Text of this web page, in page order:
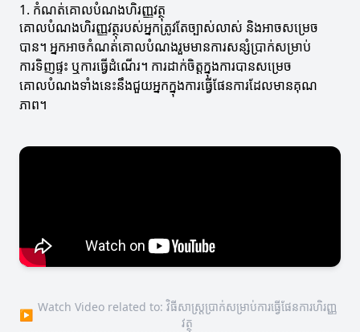
1. កំណត់គោលបំណងហិរញ្ញវត្ថុ
គោលបំណងហិរញ្ញវត្ថុរបស់អ្នកត្រូវតែច្បាស់លាស់ និងអាចសម្រេច
បាន។ អ្នកអាចកំណត់គោលបំណងរួមមានការសន្សំប្រាក់សម្រាប់
ការទិញផ្ទះ ឬការធ្វើដំណើរ។ ការដាក់ចិត្តក្នុងការបានសម្រេច
គោលបំណងទាំងនេះនឹងជួយអ្នកក្នុងការធ្វើផែនការដែលមានគុណ
ភាព។
▶
Watch Video related to: វិធីសាស្ត្រប្រាក់សម្រាប់ការធ្វើផែនការហិរញ្ញ
វត្ថុ